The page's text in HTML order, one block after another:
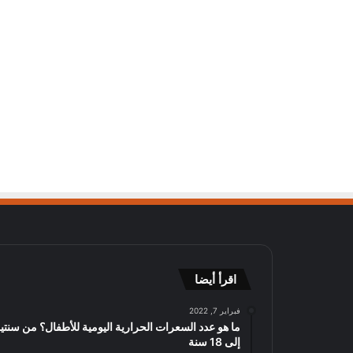
اقرأ أيضا
فبراير 7, 2022
ما هو عدد السعرات الحرارية اليومية للأطفال؟ من
إلى 18 سنة